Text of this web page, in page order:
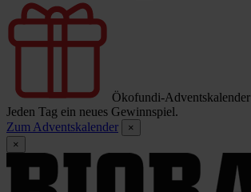
Ökofundi-Adventskalender
Jeden Tag ein neues Gewinnspiel.
Zum Adventskalender
×
×